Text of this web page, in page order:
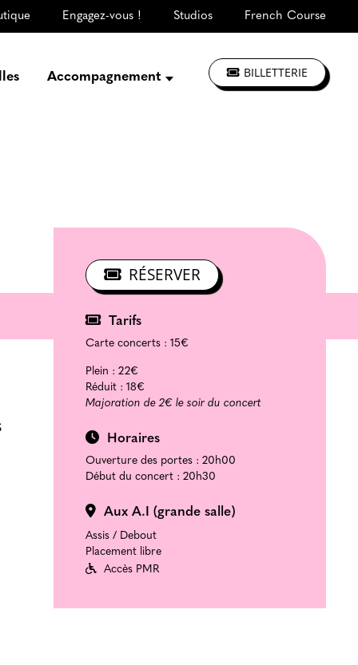
Engagez-vous ! Studios French Course
Accompagnement BILLETTERIE
RÉSERVER
Tarifs
Carte concerts : 15€
Plein : 22€
Réduit : 18€
Majoration de 2€ le soir du concert
Horaires
Ouverture des portes : 20h00
Début du concert : 20h30
Aux A.I (grande salle)
Assis / Debout
Placement libre
Accès PMR